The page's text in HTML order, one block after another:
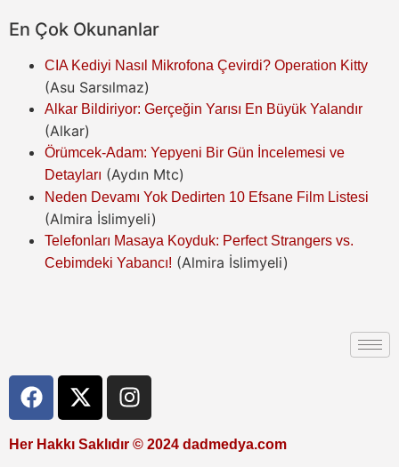
En Çok Okunanlar
CIA Kediyi Nasıl Mikrofona Çevirdi? Operation Kitty
(Asu Sarsılmaz)
Alkar Bildiriyor: Gerçeğin Yarısı En Büyük Yalandır
(Alkar)
Örümcek-Adam: Yepyeni Bir Gün İncelemesi ve
Detayları (Aydın Mtc)
Neden Devamı Yok Dedirten 10 Efsane Film Listesi
(Almira İslimyeli)
Telefonları Masaya Koyduk: Perfect Strangers vs.
Cebimdeki Yabancı! (Almira İslimyeli)
Her Hakkı Saklıdır © 2024 dadmedya.com